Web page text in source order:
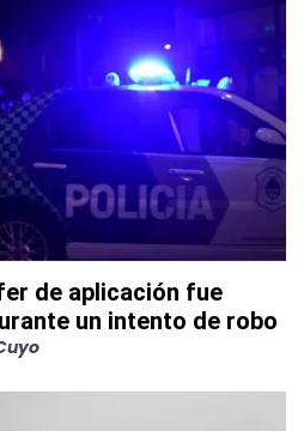
de aplicación fue
un intento de robo